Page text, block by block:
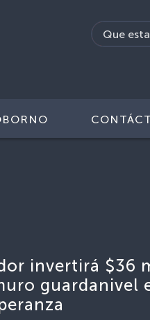
invertirá $36
guardanivel